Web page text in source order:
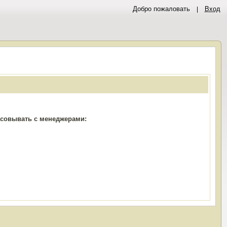
Добро пожаловать Вход
с менеджерами: